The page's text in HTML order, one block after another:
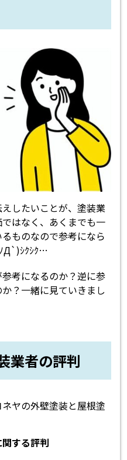
したいことが、塗装業
はなく、あくまでも一
ものなので参考になら
Д`)ｼｸｼｸ…
考になるのか？逆に参
？一緒に見ていきまし
業者の評判
する評判